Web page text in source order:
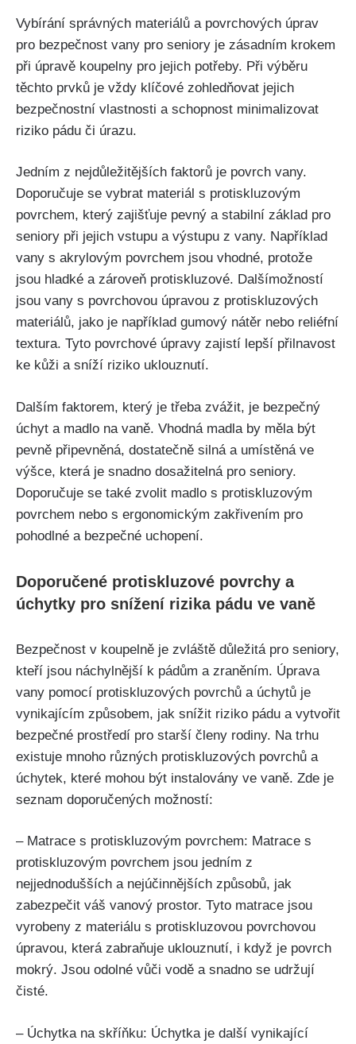
Vybírání správných materiálů a povrchových úprav
pro bezpečnost vany pro seniory je zásadním krokem
při úpravě koupelny pro jejich potřeby. Při výběru
těchto prvků je vždy klíčové zohledňovat jejich
bezpečnostní vlastnosti a schopnost minimalizovat
riziko pádu či úrazu.
Jedním z nejdůležitějších faktorů je povrch vany.
Doporučuje se vybrat materiál s protiskluzovým
povrchem, který zajišťuje pevný a stabilní základ pro
seniory při jejich vstupu a výstupu z vany. Například
vany s akrylovým povrchem jsou vhodné, protože
jsou hladké a zároveň protiskluzové. Dalšímožností
jsou vany s povrchovou úpravou z protiskluzových
materiálů, jako je například gumový nátěr nebo reliéfní
textura. Tyto povrchové úpravy zajistí lepší přilnavost
ke kůži a sníží riziko uklouznutí.
Dalším faktorem, který je třeba zvážit, je bezpečný
úchyt a madlo na vaně. Vhodná madla by měla být
pevně připevněná, dostatečně silná a umístěná ve
výšce, která je snadno dosažitelná pro seniory.
Doporučuje se také zvolit madlo s protiskluzovým
povrchem nebo s ergonomickým zakřivením pro
pohodlné a bezpečné uchopení.
Doporučené protiskluzové povrchy a
úchytky pro snížení rizika pádu ve vaně
Bezpečnost v koupelně je zvláště důležitá pro seniory,
kteří jsou náchylnější k pádům a zraněním. Úprava
vany pomocí protiskluzových povrchů a úchytů je
vynikajícím způsobem, jak snížit riziko pádu a vytvořit
bezpečné prostředí pro starší členy rodiny. Na trhu
existuje mnoho různých protiskluzových povrchů a
úchytek, které mohou být instalovány ve vaně. Zde je
seznam doporučených možností:
– Matrace s protiskluzovým povrchem: Matrace s
protiskluzovým povrchem jsou jedním z
nejjednodušších a nejúčinnějších způsobů, jak
zabezpečit váš vanový prostor. Tyto matrace jsou
vyrobeny z materiálu s protiskluzovou povrchovou
úpravou, která zabraňuje uklouznutí, i když je povrch
mokrý. Jsou odolné vůči vodě a snadno se udržují
čisté.
– Úchytka na skříňku: Úchytka je další vynikající